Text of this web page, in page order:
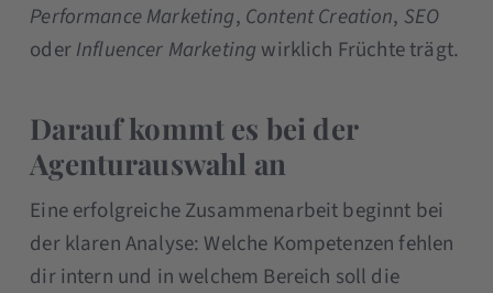
Performance Marketing, Content Creation, SEO
oderInfluencer Marketing wirklich Früchte trägt.
Darauf kommt es bei der
Agenturauswahl an
Eine erfolgreiche Zusammenarbeit beginnt bei
der klaren Analyse: Welche Kompetenzen fehlen
dir intern und in welchem Bereich soll die